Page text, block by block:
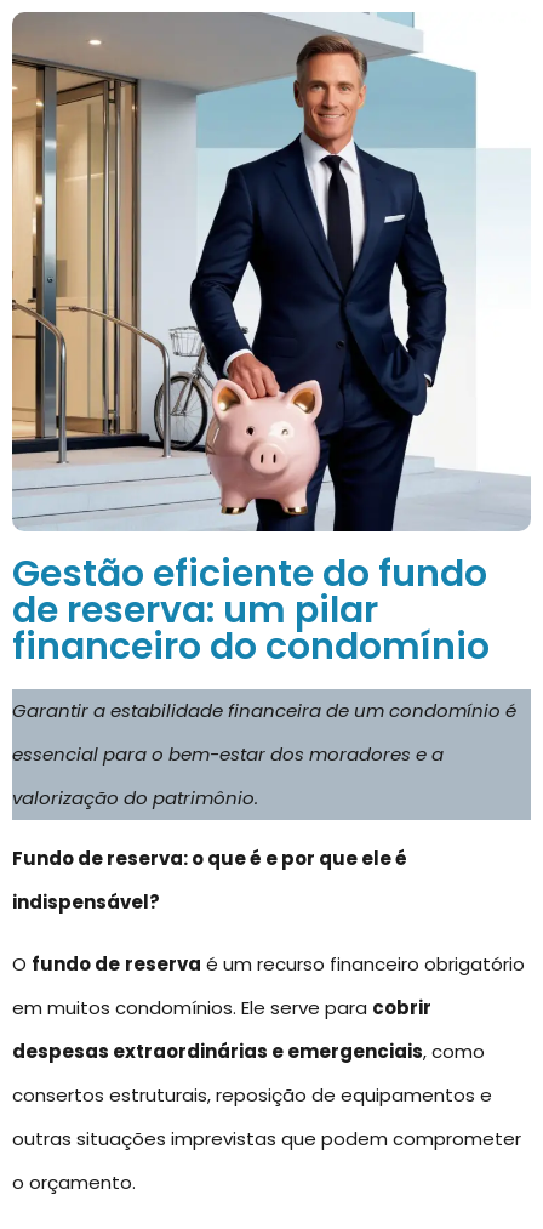
Gestão eficiente do fundo
de reserva: um pilar
financeiro do condomínio
Garantir a estabilidade financeira de um condomínio é
essencial para o bem-estar dos moradores e a
valorização do patrimônio.
Fundo de reserva: o que é e por que ele é
indispensável?
O fundo de reserva é um recurso financeiro obrigatório
em muitos condomínios. Ele serve para cobrir
despesas extraordinárias e emergenciais, como
consertos estruturais, reposição de equipamentos e
outras situações imprevistas que podem comprometer
o orçamento.